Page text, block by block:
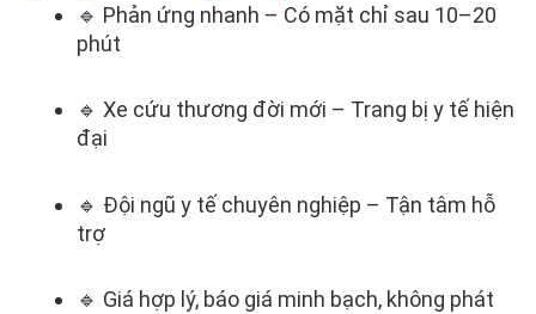
🔹 Phản ứng nhanh – Có mặt chỉ sau 10–20
phút
🔹 Xe cứu thương đời mới – Trang bị y tế hiện
đại
🔹 Đội ngũ y tế chuyên nghiệp – Tận tâm hỗ
trợ
🔹 Giá hợp lý, báo giá minh bạch, không phát